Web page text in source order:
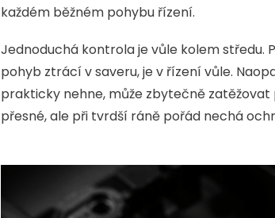
každém běžném pohybu řízení.
Jednoduchá kontrola je vůle kolem středu.
pohyb ztrácí v saveru, je v řízení vůle.
prakticky nehne, může zbytečně
přesné, ale při tvrdší ráně pořád nechá